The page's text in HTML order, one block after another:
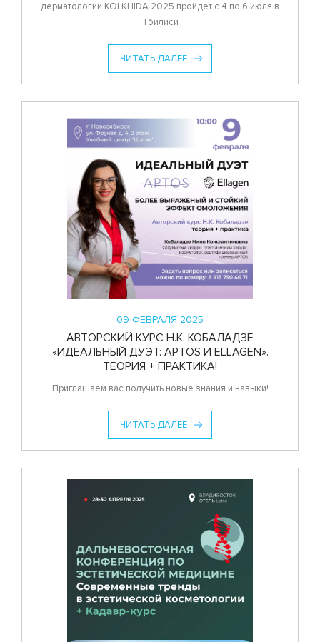
дерматологии KOLKHIDA 2025 пройдет с 4 по 6 июля в
Тбилиси
ЧИТАТЬ ДАЛЕЕ
09 ФЕВРАЛЯ 2025
АВТОРСКИЙ КУРС Н.К. КОБАЛАДЗЕ
«ИДЕАЛЬНЫЙ ДУЭТ: APTOS И ELLAGEN».
ТЕОРИЯ + ПРАКТИКА!
Приглашаем вас получить новые знания и навыки!
ЧИТАТЬ ДАЛЕЕ